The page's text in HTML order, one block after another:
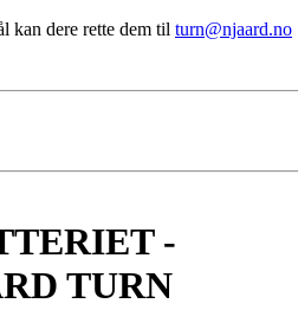
kan dere rette dem til turn@njaard.no
-
TURN